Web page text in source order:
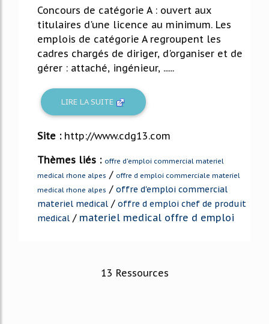
Concours de catégorie A : ouvert aux
titulaires d'une licence au minimum. Les
emplois de catégorie A regroupent les
cadres chargés de diriger, d'organiser et de
gérer : attaché, ingénieur, ......
LIRE LA SUITE
Site : http://www.cdg13.com
Thèmes liés : offre d'emploi commercial materiel
medical rhone alpes / offre d emploi commerciale materiel
medical rhone alpes / offre d'emploi commercial
materiel medical / offre d emploi chef de produit
medical / materiel medical offre d emploi
13 Ressources